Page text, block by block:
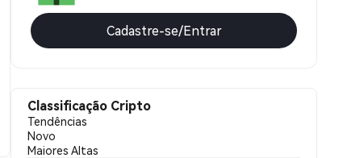
Cadastre-se/Entrar
Classificação Cripto
Tendências
Novo
Maiores Altas